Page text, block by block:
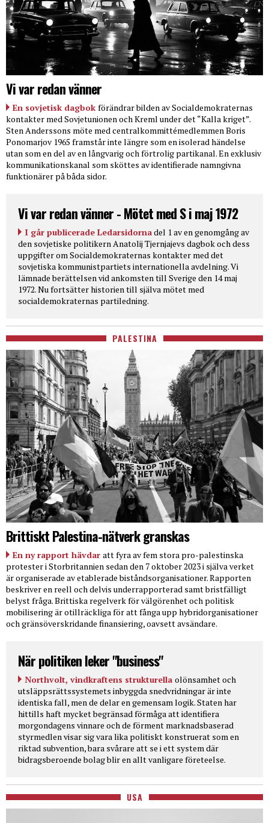
Vi var redan vänner
En sovjetisk dagbok förändrar bilden av Socialdemokraternas
kontakter med Sovjetunionen och Kreml under det “Kalla kriget”.
Sten Anderssons möte med centralkommittémedlemmen Boris
Ponomarjov 1965 framstår inte längre som en isolerad händelse
utan som en del av en långvarig och förtrolig partikanal. En exklusiv
kommunikationskanal som sköttes av identifierade namngivna
funktionärer på båda sidor.
Vi var redan vänner - Mötet med S i maj 1972
I går publicerade Ledarsidornadel 1 av en genomgång av
den sovjetiske politikern Anatolij Tjernjajevs dagbok och dess
uppgifter om Socialdemokraternas kontakter med det
sovjetiska kommunistpartiets internationella avdelning. Vi
lämnade berättelsen vid ankomsten till Sverige den 14 maj
1972. Nu fortsätter historien till själva mötet med
socialdemokraternas partiledning.
PALESTINA
Brittiskt Palestina-nätverk granskas
En ny rapport hävdar att fyra av fem stora pro-palestinska
protester i Storbritannien sedan den 7 oktober 2023 i själva verket
är organiserade av etablerade biståndsorganisationer. Rapporten
beskriver en reell och delvis underrapporterad samt bristfälligt
belyst fråga. Brittiska regelverk för välgörenhet och politisk
mobilisering är otillräckliga för att fånga upp hybridorganisationer
och gränsöverskridande finansiering, oavsett avsändare.
När politiken leker "business"
Northvolt, vindkraftens strukturella olönsamhet och
utsläppsrättssystemets inbyggda snedvridningar är inte
identiska fall, men de delar en gemensam logik. Staten har
hittills haft mycket begränsad förmåga att identifiera
morgondagens vinnare och de förment marknadsbaserad
styrmedlen visar sig vara lika politiskt konstruerat som en
riktad subvention, bara svårare att se i ett system där
bidragsberoende bolag blir en allt vanligare företeelse.
USA